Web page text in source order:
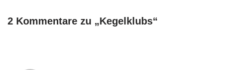
2 Kommentare zu „Kegelklubs“